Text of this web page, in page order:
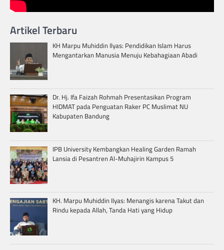
Artikel Terbaru
KH Marpu Muhiddin Ilyas: Pendidikan Islam Harus
Mengantarkan Manusia Menuju Kebahagiaan Abadi
Dr. Hj. Ifa Faizah Rohmah Presentasikan Program
HIDMAT pada Penguatan Raker PC Muslimat NU
Kabupaten Bandung
IPB University Kembangkan Healing Garden Ramah
Lansia di Pesantren Al-Muhajirin Kampus 5
KH. Marpu Muhiddin Ilyas: Menangis karena Takut dan
Rindu kepada Allah, Tanda Hati yang Hidup